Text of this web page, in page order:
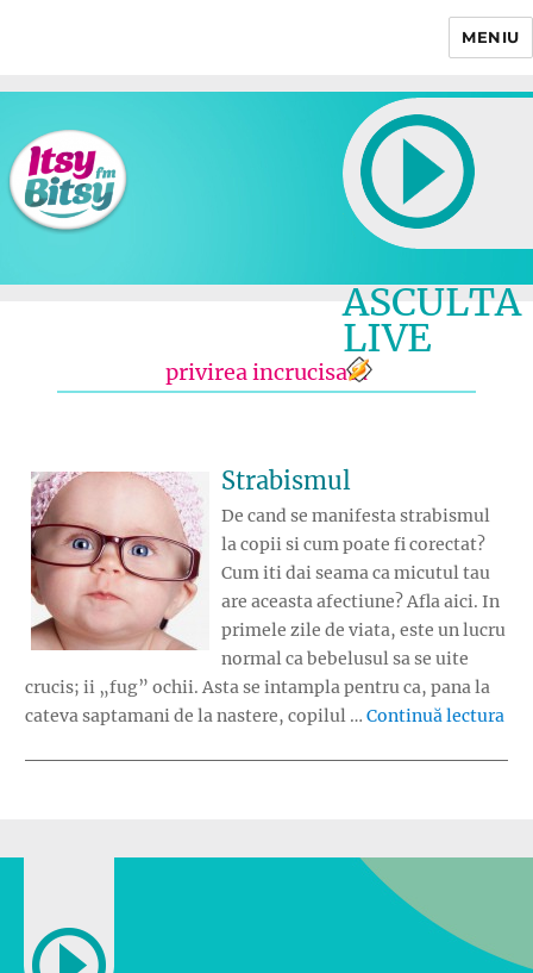
MENIU
ASCULTA
LIVE
privirea incrucisata
Strabismul
De cand se manifesta strabismul
la copii si cum poate fi corectat?
Cum iti dai seama ca micutul tau
are aceasta afectiune? Afla aici. In
primele zile de viata, este un lucru
normal ca bebelusul sa se uite
crucis; ii „fug” ochii. Asta se intampla pentru ca, pana la
cateva saptamani de la nastere, copilul … Continuă lectura